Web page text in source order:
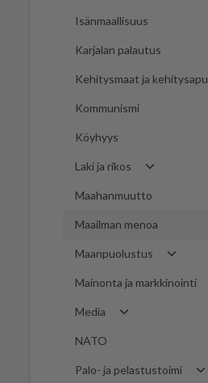
Isänmaallisuus
Karjalan palautus
Kehitysmaat ja kehitysapu
Kommunismi
Köyhyys
Laki ja rikos
Maahanmuutto
Maailman menoa
Maanpuolustus
Mainonta ja markkinointi
Media
NATO
Palo- ja pelastustoimi